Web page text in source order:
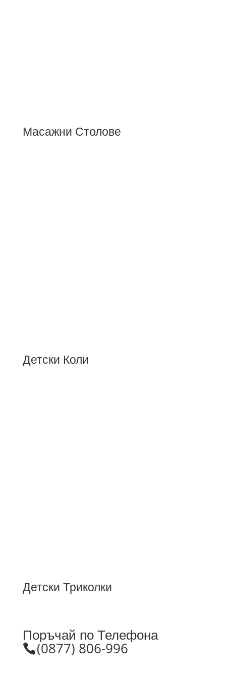
Масажни Столове
Детски Коли
Детски Триколки
Поръчай по Телефона
(0877) 806-996